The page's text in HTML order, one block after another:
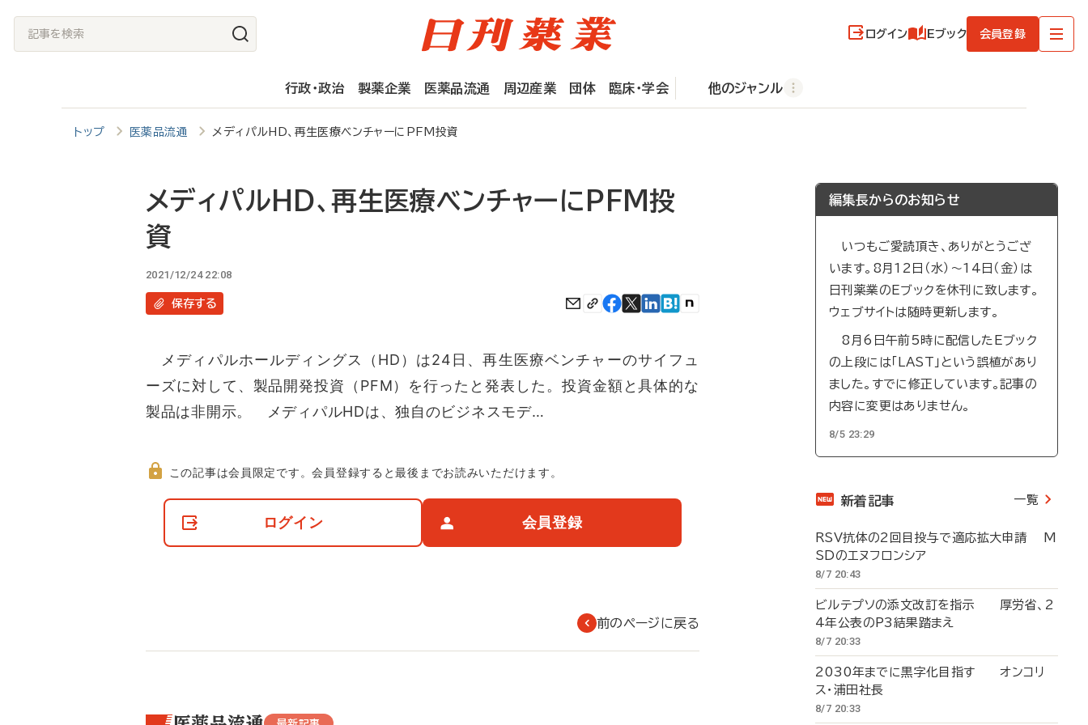
記
事
ログイン Eブック 会員登録
行政・政治 製薬企業 医薬品流通 周辺産業 団体 臨床・学会 他のジャンル
トップ 医薬品流通 メディパルHD、再生医療ベンチャーにPFM投資
メディパルHD、再生医療ベンチャーにPFM投
資
2021/12/24 22:08
保存する
メディパルホールディングス（HD）は24日、再生医療ベンチャーのサイフュ
ーズに対して、製品開発投資（PFM）を行ったと発表した。投資金額と具体的な
製品は非開示。 メディパルHDは、独自のビジネスモデ…
て
この記事は会員限定です。会員登録すると最後までお読みいただけます。
ログイン 会員登録
前のページに戻る
編集長からのお知らせ
いつもご愛読頂き、ありがとうござ
います。8月12日（水）～14日（金）は
日刊薬業のEブックを休刊に致します。
ウェブサイトは随時更新します。
8月6日午前5時に配信したEブック
の上段には「LAST」という誤植があり
ました。すでに修正しています。記事の
内容に変更はありません。
8/5 23:29
新着記事 一覧
RSV抗体の2回目投与で適応拡大申請 M
SDのエヌフロンシア
8/7 20:43
ビルテプソの添文改訂を指示 厚労省、2
4年公表のP3結果踏まえ
8/7 20:33
2030年までに黒字化目指す オンコリ
ス・浦田社長
8/7 20:33